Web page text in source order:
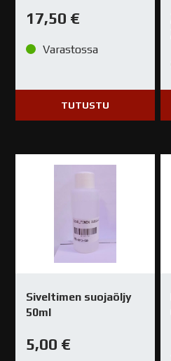
17,50 €
Varastossa
TUTUSTU
Siveltimen suojaöljy
50ml
5,00 €